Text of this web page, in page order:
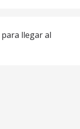
para llegar al